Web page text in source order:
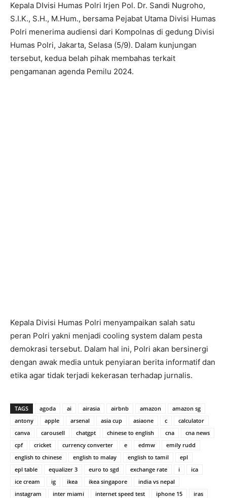
Kepala DIvisi Humas Polri Irjen Pol. Dr. Sandi Nugroho,
S.I.K., S.H., M.Hum., bersama Pejabat Utama Divisi Humas
Polri menerima audiensi dari Kompolnas di gedung Divisi
Humas Polri, Jakarta, Selasa (5/9). Dalam kunjungan
tersebut, kedua belah pihak membahas terkait
pengamanan agenda Pemilu 2024.
Kepala Divisi Humas Polri menyampaikan salah satu
peran Polri yakni menjadi cooling system dalam pesta
demokrasi tersebut. Dalam hal ini, Polri akan bersinergi
dengan awak media untuk penyiaran berita informatif dan
etika agar tidak terjadi kekerasan terhadap jurnalis.
TAGS agoda ai airasia airbnb amazon
amazon sg
antony
apple arsenal asia cup asiaone c
calculator
canva
carousell chatgpt chinese to english cna
cna news
cpf
cricket currency converter e edmw
emily rudd
english to chinese
english to malay english to tamil
epl
epl table
equalizer 3 euro to sgd exchange rate i
ica
ice cream
ig ikea ikea singapore
india vs nepal
instagram
inter miami internet speed test iphone 15
iras